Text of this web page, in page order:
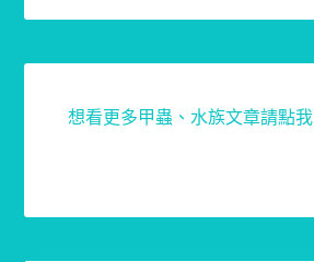
想看更多甲蟲、水族文章請點我